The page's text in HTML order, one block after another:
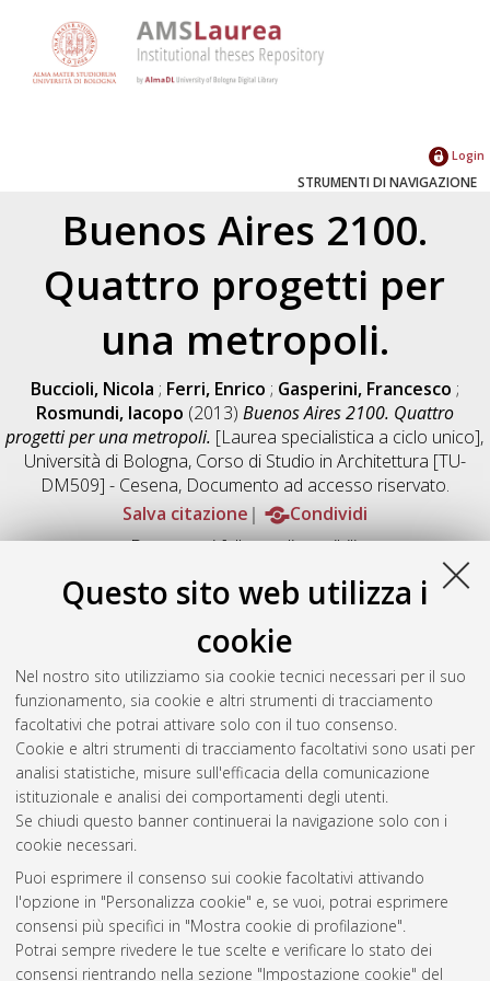
Questo sito web utilizza i
cookie
Nel nostro sito utilizziamo sia cookie tecnici necessari per il suo
funzionamento, sia cookie e altri strumenti di tracciamento
facoltativi che potrai attivare solo con il tuo consenso.
Cookie e altri strumenti di tracciamento facoltativi sono usati per
analisi statistiche, misure sull'efficacia della comunicazione
istituzionale e analisi dei comportamenti degli utenti.
Se chiudi questo banner continuerai la navigazione solo con i
cookie necessari.
Puoi esprimere il consenso sui cookie facoltativi attivando
l'opzione in "Personalizza cookie" e, se vuoi, potrai esprimere
consensi più specifici in "Mostra cookie di profilazione".
Potrai sempre rivedere le tue scelte e verificare lo stato dei
consensi rientrando nella sezione "Impostazione cookie" del
Login
STRUMENTI DI NAVIGAZIONE
Buenos Aires 2100.
Quattro progetti per
una metropoli.
Buccioli, Nicola ; Ferri, Enrico ; Gasperini, Francesco ;
Rosmundi, Iacopo (2013) Buenos Aires 2100. Quattro
progetti per una metropoli. [Laurea specialistica a ciclo unico],
Università di Bologna, Corso di Studio in Architettura [TU-
DM509] - Cesena, Documento ad accesso riservato.
Salva citazione
Condividi
Documenti full-text disponibili:
Documento PDF
Full-text non accessibile fino al 27 Marzo 2100.
|Contatta l'autore
Abstract
Altri metadati
Gestione del documento:
Atom
Rss 1.0
Rss 2.0